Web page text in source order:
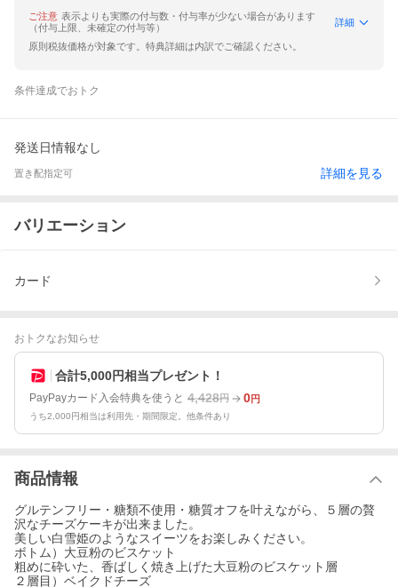
ご注意 表示よりも実際の付与数・付与率が少ない場合があります
（付与上限、未確定の付与等）
詳細
原則税抜価格が対象です。特典詳細は内訳でご確認ください。
条件達成でおトク
発送日情報なし
置き配指定可 詳細を見る
バリエーション
カード
おトクなお知らせ
合計5,000円相当プレゼント！
PayPayカード入会特典を使うと 4,428円 0円
うち2,000円相当は利用先・期間限定。他条件あり
商品情報
グルテンフリー・糖類不使用・糖質オフを叶えながら、５層の贅
沢なチーズケーキが出来ました。
美しい白雪姫のようなスイーツをお楽しみください。
ボトム）大豆粉のビスケット
粗めに砕いた、香ばしく焼き上げた大豆粉のビスケット層
２層目）ベイクドチーズ